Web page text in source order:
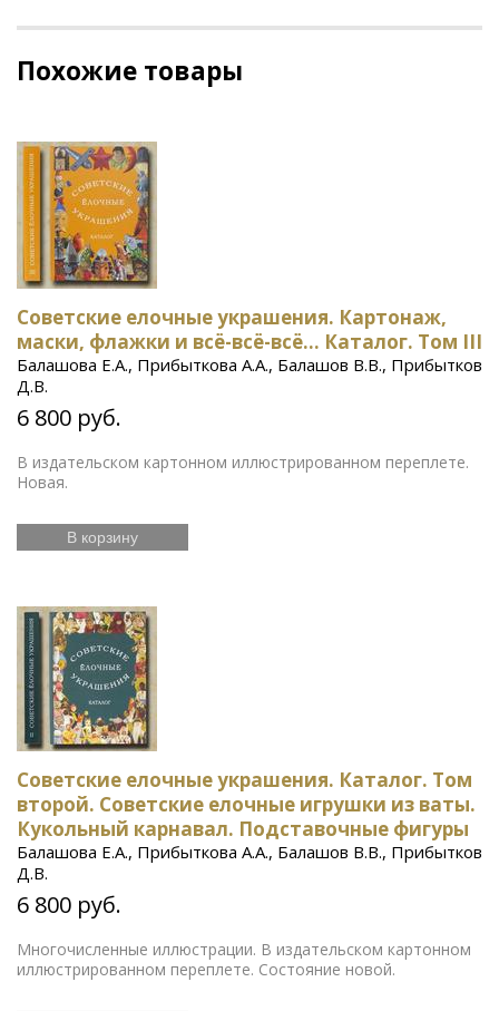
Похожие товары
Советские елочные украшения. Картонаж,
маски, флажки и всё-всё-всё... Каталог. Том III
Балашова Е.А., Прибыткова А.А., Балашов В.В., Прибытков
Д.В.
6 800 руб.
В издательском картонном иллюстрированном переплете.
Новая.
В корзину
Советские елочные украшения. Каталог. Том
второй. Советские елочные игрушки из ваты.
Кукольный карнавал. Подставочные фигуры
Балашова Е.А., Прибыткова А.А., Балашов В.В., Прибытков
Д.В.
6 800 руб.
Многочисленные иллюстрации. В издательском картонном
иллюстрированном переплете. Состояние новой.